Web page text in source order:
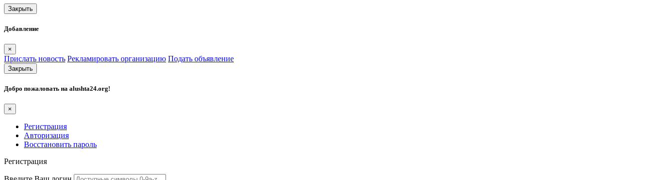
Закрыть
Добавление
×
Прислать новость Рекламировать организацию Подать объявление
Закрыть
Добро пожаловать на alushta24.org!
×
Регистрация
Авторизация
Восстановить пароль
Регистрация